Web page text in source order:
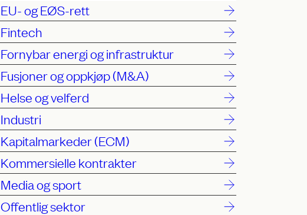
EU- og EØS-rett
Fintech
Fornybar energi og infrastruktur
Fusjoner og oppkjøp (M&A)
Helse og velferd
Industri
Kapitalmarkeder (ECM)
Kommersielle kontrakter
Media og sport
Offentlig sektor